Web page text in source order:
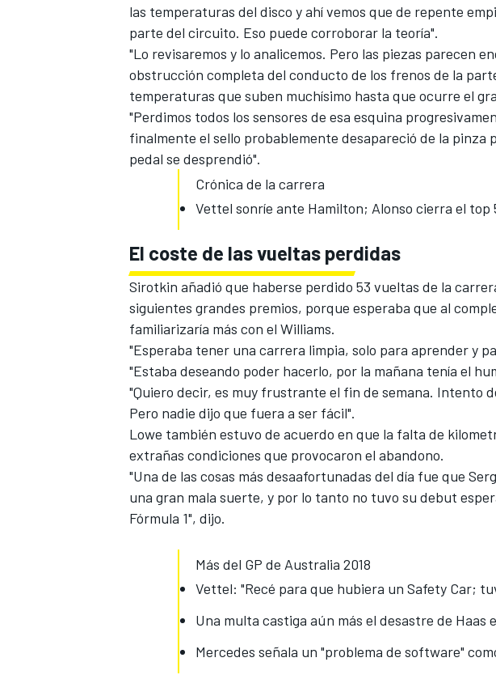
las temperaturas del disco y ahí vemos que de repente
parte del circuito. Eso puede corroborar la teoría".
"Lo revisaremos y lo analicemos. Pero las piezas parecen
obstrucción completa del conducto de los frenos de la
temperaturas que suben muchísimo hasta que ocurre el
"Perdimos todos los sensores de esa esquina
finalmente el sello probablemente desapareció de la pinza
pedal se desprendió".
Crónica de la carrera
Vettel sonríe ante Hamilton; Alonso cierra el top
El coste de las vueltas perdidas
Sirotkin añadió que haberse perdido 53 vueltas de la
siguientes grandes premios, porque esperaba que al
familiarizaría más con el Williams.
"Esperaba tener una carrera limpia, solo para aprender y
"Estaba deseando poder hacerlo, por la mañana tenía el
"Quiero decir, es muy frustrante el fin de semana. Intento
Pero nadie dijo que fuera a ser fácil".
Lowe también estuvo de acuerdo en que la falta de
extrañas condiciones que provocaron el abandono.
"Una de las cosas más desaafortunadas del día fue que
una gran mala suerte, y por lo tanto no tuvo su debut
Fórmula 1", dijo.
Más del GP de Australia 2018
Vettel: "Recé para que hubiera un Safety Car;
Una multa castiga aún más el desastre de Haas
Mercedes señala un "problema de software"